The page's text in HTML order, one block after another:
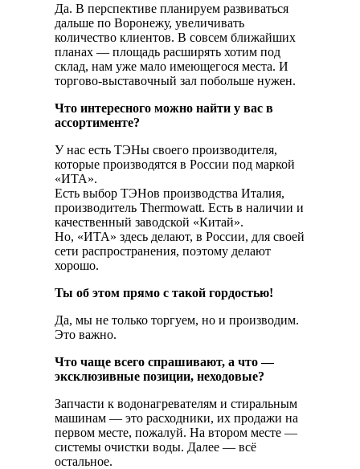
Да. В перспективе планируем развиваться
дальше по Воронежу, увеличивать
количество клиентов. В совсем ближайших
планах — площадь расширять хотим под
склад, нам уже мало имеющегося места. И
торгово-выставочный зал побольше нужен.
Что интересного можно найти у вас в
ассортименте?
У нас есть ТЭНы своего производителя,
которые производятся в России под маркой
«ИТА».
Есть выбор ТЭНов производства Италия,
производитель Thermowatt. Есть в наличии и
качественный заводской «Китай».
Но, «ИТА» здесь делают, в России, для своей
сети распространения, поэтому делают
хорошо.
Ты об этом прямо с такой гордостью!
Да, мы не только торгуем, но и производим.
Это важно.
Что чаще всего спрашивают, а что —
эксклюзивные позиции, неходовые?
Запчасти к водонагревателям и стиральным
машинам — это расходники, их продажи на
первом месте, пожалуй. На втором месте —
системы очистки воды. Далее — всё
остальное.